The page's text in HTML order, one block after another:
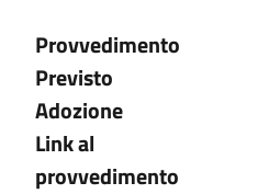
Provvedimento
Previsto
Adozione
Link al
provvedimento